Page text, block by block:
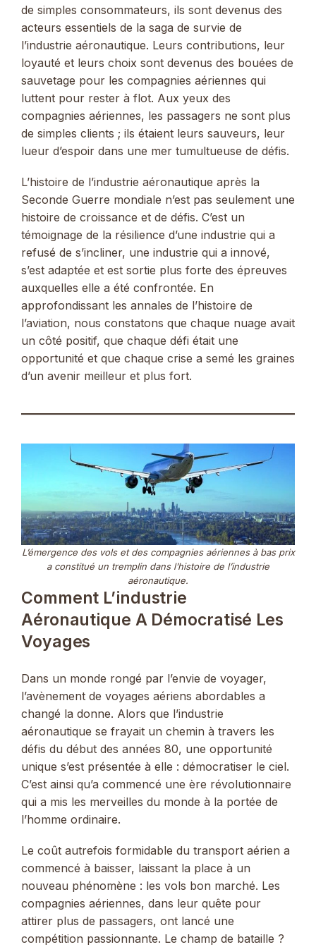
de simples consommateurs, ils sont devenus des
acteurs essentiels de la saga de survie de
l’industrie aéronautique. Leurs contributions, leur
loyauté et leurs choix sont devenus des bouées de
sauvetage pour les compagnies aériennes qui
luttent pour rester à flot. Aux yeux des
compagnies aériennes, les passagers ne sont plus
de simples clients ; ils étaient leurs sauveurs, leur
lueur d’espoir dans une mer tumultueuse de défis.
L’histoire de l’industrie aéronautique après la
Seconde Guerre mondiale n’est pas seulement une
histoire de croissance et de défis. C’est un
témoignage de la résilience d’une industrie qui a
refusé de s’incliner, une industrie qui a innové,
s’est adaptée et est sortie plus forte des épreuves
auxquelles elle a été confrontée. En
approfondissant les annales de l’histoire de
l’aviation, nous constatons que chaque nuage avait
un côté positif, que chaque défi était une
opportunité et que chaque crise a semé les graines
d’un avenir meilleur et plus fort.
L’émergence des vols et des compagnies aériennes à bas prix
a constitué un tremplin dans l’histoire de l’industrie
aéronautique.
Comment L’industrie
Aéronautique A Démocratisé Les
Voyages
Dans un monde rongé par l’envie de voyager,
l’avènement de voyages aériens abordables a
changé la donne. Alors que l’industrie
aéronautique se frayait un chemin à travers les
défis du début des années 80, une opportunité
unique s’est présentée à elle : démocratiser le ciel.
C’est ainsi qu’a commencé une ère révolutionnaire
qui a mis les merveilles du monde à la portée de
l’homme ordinaire.
Le coût autrefois formidable du transport aérien a
commencé à baisser, laissant la place à un
nouveau phénomène : les vols bon marché. Les
compagnies aériennes, dans leur quête pour
attirer plus de passagers, ont lancé une
compétition passionnante. Le champ de bataille ?